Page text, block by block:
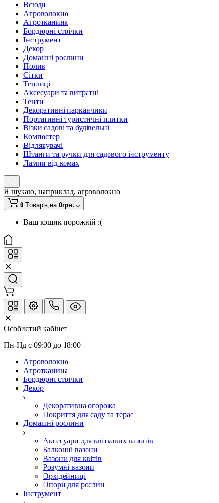
Всюди
Агроволокно
Агротканина
Бордюрні стрічки
Інструмент
Декор
Домашні рослини
Полив
Сітки
Теплиці
Аксесуари та витратні
Тенти
Декоративні парканчики
Портативні туристичні плитки
Візки садові та будівельні
Компостер
Відлякувачі
Штанги та ручки для садового інструменту
Лампи від комах
Я шукаю, наприклад, агроволокно
0 Tоварів,на 0грн.
Ваш кошик порожній :(
Особистий кабінет
Пн-Нд с 09:00 до 18:00
Агроволокно
Агротканина
Бордюрні стрічки
Декор
Декоративна огорожа
Покриття для саду та терас
Домашні рослини
Аксесуари для квіткових вазонів
Балконні вазони
Вазони для квітів
Розумні вазони
Орхідейниці
Опори для рослин
Інструмент